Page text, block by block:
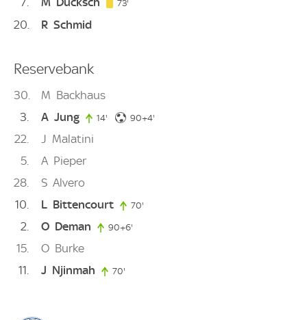
73'
20 R Schmid
Reservebank
30 M Backhaus
3
A Jung 14' 14. minute
90+4'
22 J Malatini
5
A Pieper
28
S Alvero
10
L Bittencourt 70'
2 O Deman 90+6'
15 O Burke
11
J Njinmah 70'